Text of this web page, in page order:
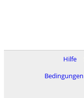
Hilfe
Bedingungen